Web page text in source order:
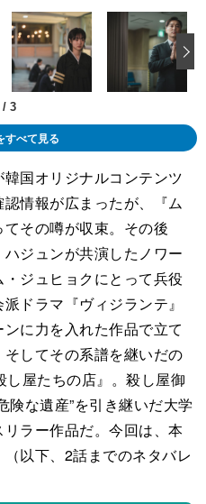
/ 3
すべて見る
国オリジナルコンテンツ
情報が広まったが、『ム
その噂が収束。その後
ジュンが共演したノワー
ジュヒョクにとって兵役
ドラマ『ヴィジランテ』
に力を入れた作品で立て
してその系譜を継いだの
屋たちの店』。殺し屋御
険な遺産”を引き継いだ大学
ラー作品だ。今回は、本
以下、2話までのネタバレ